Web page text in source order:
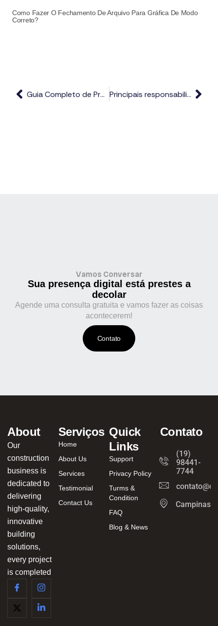
Como Fazer O Fechamento De Arquivo Para Gráfica De Modo
Correto?
Guia Completo de Preparação de Arquivos para Impressão: Da Tela ao Papel Sem Mistérios Principais responsabilidades da pré-impressão dentro de gráfica
Vamos Conversar
Sua presença digital está prestes a
decolar
Agende uma consulta gratuita e vamos fazer as coisas
acontecerem!
Contato
About
Our
construction
business is
dedicated to
delivering
high-quality,
innovative
building
solutions,
every project
is completed
Serviços
Home
About Us
Services
Testimonial
Contact Us
Quick
Links
Support
Privacy Policy
Turms &
Condition
FAQ
Blog & News
Contato
(19)
98441-
7744
Campinas/